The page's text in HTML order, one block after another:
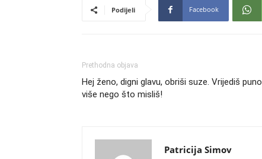
Podijeli Facebook
Prethodna objava
Hej ženo, digni glavu, obriši suze. Vrijediš puno
više nego što misliš!
Patricija Simov